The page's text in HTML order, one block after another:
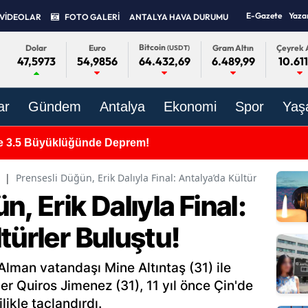
VİDEOLAR FOTO GALERİ ANTALYA HAVA DURUMU E-Gazete
Dolar
47,5973
Euro
54,9856
Bitcoin(USDT)
64.432,69
Gram Altın
6.489,99
Çeyrek
Gündem Antalya Ekonomi Spor
3.5 Büyüklüğünde Deprem!
| Prensesli Düğün, Erik Dalıyla Final: Antalya’da Kültürler
Erik Dalıyla Final:
Buluştu!
vatandaşı Mine Altıntaş (31) ile
Quiros Jimenez (31), 11 yıl önce Çin'de
taçlandırdı.